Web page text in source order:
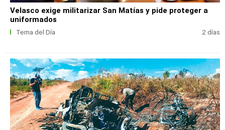
Velasco exige militarizar San Matías y pide proteger a
uniformados
Tema del Día 2 días